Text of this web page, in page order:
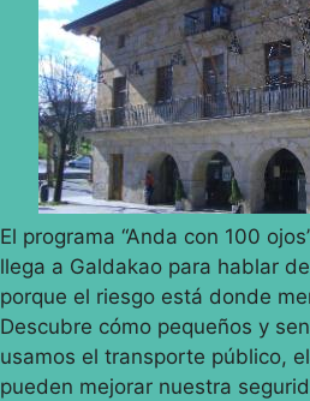
El programa “Anda con 100
llega a Galdakao para hablar
porque el riesgo está donde
Descubre cómo pequeños y
usamos el transporte público,
pueden mejorar nuestra